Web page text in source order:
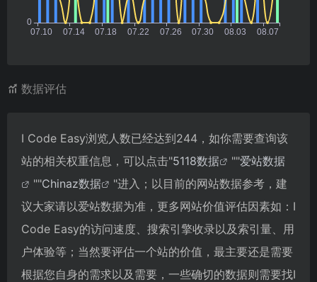
数据评估
I Code Easy浏览人数已经达到244，如你需要查询该
站的相关权重信息，可以点击"5118数据 ""爱站数据
""Chinaz数据
"进入；以目前的网站数据参考，建
议大家请以爱站数据为准，更多网站价值评估因素如：I
Code Easy的访问速度、搜索引擎收录以及索引量、用
户体验等；当然要评估一个站的价值，最主要还是需要
根据您自身的需求以及需要，一些确切的数据则需要找I